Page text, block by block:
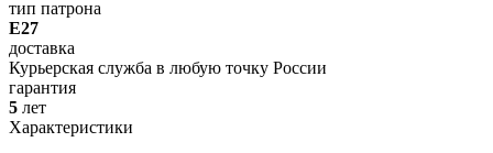
тип патрона
E27
доставка
Курьерская служба в любую точку России
гарантия
5 лет
Характеристики